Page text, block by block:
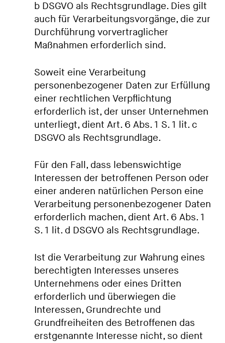
b DSGVO als Rechtsgrundlage. Dies gilt
auch für Verarbeitungsvorgänge, die zur
Durchführung vorvertraglicher
Maßnahmen erforderlich sind.
Soweit eine Verarbeitung
personenbezogener Daten zur Erfüllung
einer rechtlichen Verpflichtung
erforderlich ist, der unser Unternehmen
unterliegt, dient Art. 6 Abs. 1 S. 1 lit. c
DSGVO als Rechtsgrundlage.
Für den Fall, dass lebenswichtige
Interessen der betroffenen Person oder
einer anderen natürlichen Person eine
Verarbeitung personenbezogener Daten
erforderlich machen, dient Art. 6 Abs. 1
S. 1 lit. d DSGVO als Rechtsgrundlage.
Ist die Verarbeitung zur Wahrung eines
berechtigten Interesses unseres
Unternehmens oder eines Dritten
erforderlich und überwiegen die
Interessen, Grundrechte und
Grundfreiheiten des Betroffenen das
erstgenannte Interesse nicht, so dient